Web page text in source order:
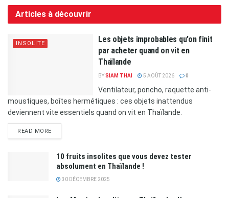
Articles à découvrir
INSOLITE
Les objets improbables qu’on finit
par acheter quand on vit en
Thaïlande
BYSIAM THAI 5 AOÛT 2026 0
Ventilateur, poncho, raquette anti-
moustiques, boîtes hermétiques : ces objets inattendus
deviennent vite essentiels quand on vit en Thaïlande.
READ MORE
10 fruits insolites que vous devez tester
absolument en Thaïlande !
30 DÉCEMBRE 2025